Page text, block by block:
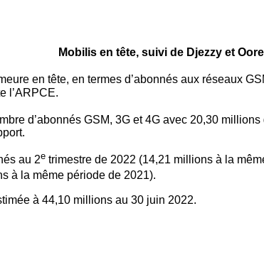
Mobilis en tête, suivi de Djezzy et
en tête, en termes d’abonnés aux réseaux
l’ARPCE.
d’abonnés GSM, 3G et 4G avec 20,30 millions
au 2e trimestre de 2022 (14,21 millions à la
à la même période de 2021).
à 44,10 millions au 30 juin 2022.